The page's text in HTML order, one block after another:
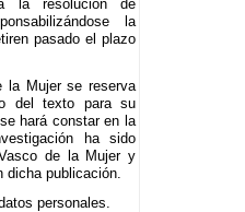
la resolución de
la
pasado el plazo
la Mujer se reserva
del texto para su
hará constar en la
ha sido
de la Mujer y
dicha publicación.
personales.